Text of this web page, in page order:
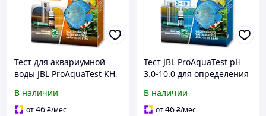
Тест для аквариумной
воды JBL ProAquaTest KH,
карбонатной жесткости
В наличии
от46₴/мес
Тест JBL ProAquaTest pH
3.0-10.0 для определения
измерений
В наличии
от46₴/мес